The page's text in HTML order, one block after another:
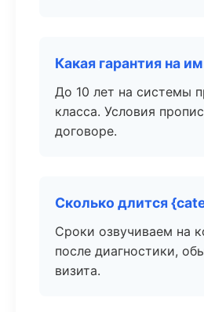
Какая гарантия на
До 10 лет на системы
класса. Условия
договоре.
Сколько длится
Сроки озвучиваем на
после диагностики,
визита.